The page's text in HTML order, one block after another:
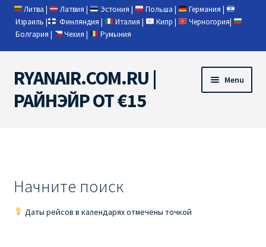
Литва | Латвия | Эстония | Польша | Германия |
Израиль | Финляндия | Италия | Кипр | Черногория|
Болгария | Чехия | Румыния
Skip
to
navigation
Skip
to
content
RYANAIR.COM.RU |
РАЙНЭЙР ОТ €15
Menu
RYANAIR PL ОТ € 9
Начните поиск
Даты рейсов в календарях отмечены точкой